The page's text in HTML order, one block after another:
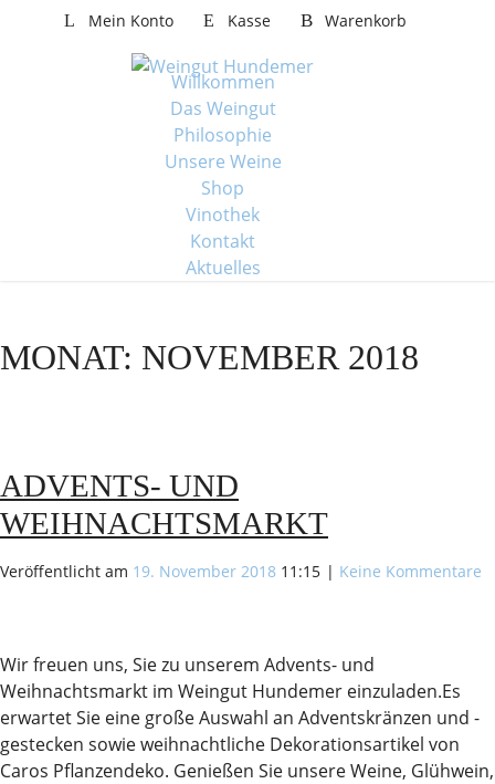
Mein Konto Kasse Warenkorb
Willkommen
Das Weingut
Philosophie
Unsere Weine
Shop
Vinothek
Kontakt
Aktuelles
MONAT: NOVEMBER 2018
ADVENTS- UND
WEIHNACHTSMARKT
Veröffentlicht am 19. November 2018 11:15 | Keine Kommentare
Wir freuen uns, Sie zu unserem Advents- und
Weihnachtsmarkt im Weingut Hundemer einzuladen.Es
erwartet Sie eine große Auswahl an Adventskränzen und -
gestecken sowie weihnachtliche Dekorationsartikel von
Caros Pflanzendeko. Genießen Sie unsere Weine, Glühwein,